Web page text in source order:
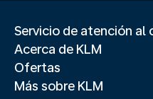
Servicio de atención al
Acerca de KLM
Ofertas
Más sobre KLM